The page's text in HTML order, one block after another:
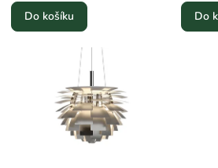
Do košíku Do